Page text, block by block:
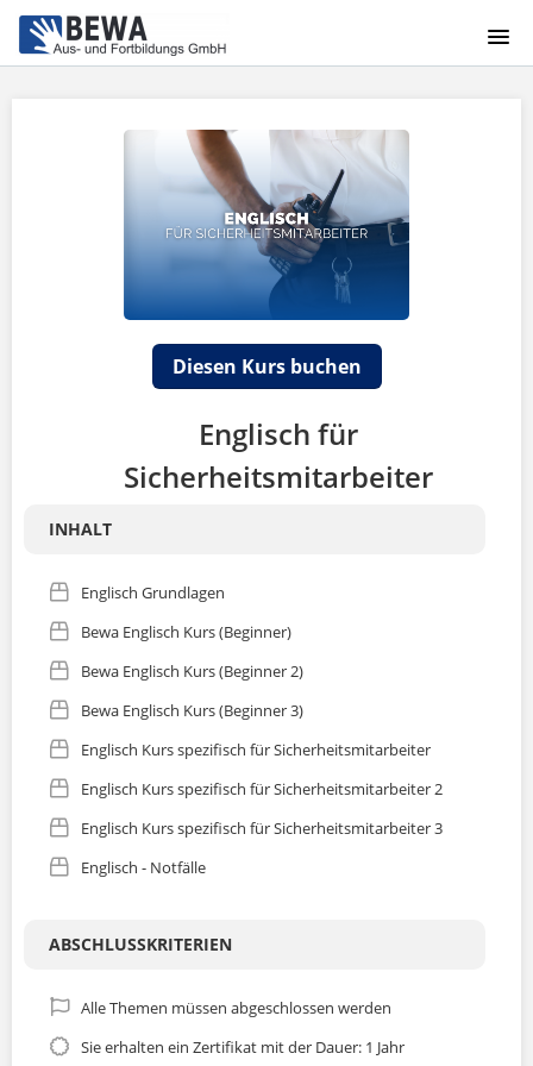
Diesen Kurs buchen
Englisch für
Sicherheitsmitarbeiter
INHALT
Englisch Grundlagen
Bewa Englisch Kurs (Beginner)
Bewa Englisch Kurs (Beginner 2)
Bewa Englisch Kurs (Beginner 3)
Englisch Kurs spezifisch für Sicherheitsmitarbeiter
Englisch Kurs spezifisch für Sicherheitsmitarbeiter 2
Englisch Kurs spezifisch für Sicherheitsmitarbeiter 3
Englisch - Notfälle
ABSCHLUSSKRITERIEN
Alle Themen müssen abgeschlossen werden
Sie erhalten ein Zertifikat mit der Dauer: 1 Jahr